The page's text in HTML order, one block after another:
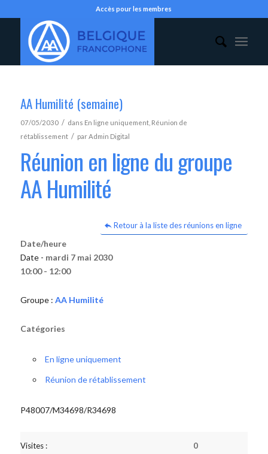
Accès pour les membres
AA Humilité (semaine)
07/05/2030 / dans En ligne uniquement, Réunion de
rétablissement / parAdmin Digital
Réunion en ligne du groupe
AA Humilité
Retour à la liste des réunions en ligne
Date/heure
Date - mardi 7 mai 2030
10:00 - 12:00
Groupe : AA Humilité
Catégories
En ligne uniquement
Réunion de rétablissement
P48007/M34698/R34698
Visites : 0